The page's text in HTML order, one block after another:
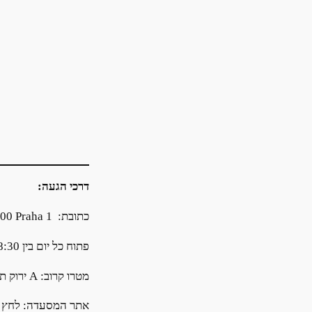
דרכי הגעה:
כתובת: Platnéřská 11, 110 00 Praha 1
פתוח כל יום בין 8:30 בבוקר ועד 22:30
מטרו קרוב: A ירוק תחנה: Staroměstská
אתר המסעדה: